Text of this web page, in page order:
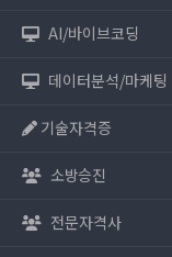
AI/바이브코딩
데이터분석/마케팅
기술자격증
소방승진
전문자격사